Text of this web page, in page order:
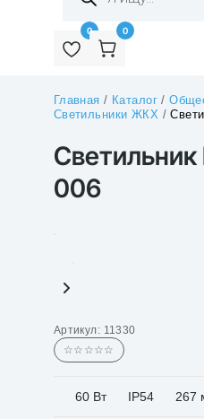
0 0
Главная / Каталог/
Светильники ЖКХ /
006
Артикул: 11330
☆☆☆☆☆
60 Вт IP54 267